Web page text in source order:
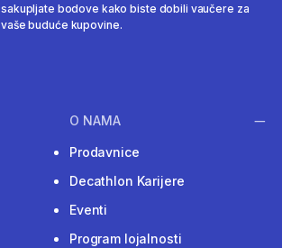
sakupljate bodove kako biste dobili vaučere za
vaše buduće kupovine.
O NAMA
Prodavnice
Decathlon Karijere
Eventi
Program lojalnosti